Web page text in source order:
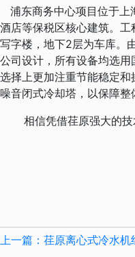
浦东商务中心项目位于上
酒店等保税区核心建筑。
写字楼，地下2层为车库。
公司设计，所有设备均选
选择上更加注重节能稳定
噪音闭式冷却塔，以保障整
相信凭借荏原强大的技
上一篇：荏原离心式冷水